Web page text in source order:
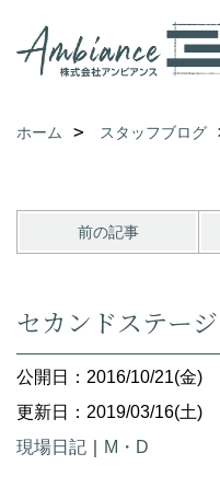
ホーム スタッフブログ
前の記事
セカンドステー
公開日：2016/10/21(金)
更新日：2019/03/16(土)
現場日記
M・D